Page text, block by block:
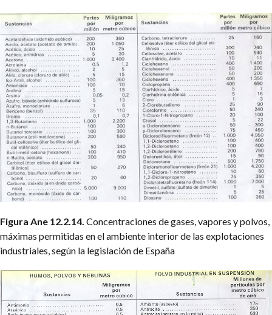
Figura Ane 12.2.14. Concentraciones de gases, vapores y polvos,
máximas permitidas en el ambiente interior de las explotaciones
industriales, según la legislación de España